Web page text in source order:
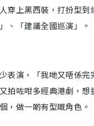
穿上黑西裝，打扮型
、「建議全國巡演」。
表演，「我哋又唔係
拍咗咁多經典港劇，
，做一啲有型嘅角色